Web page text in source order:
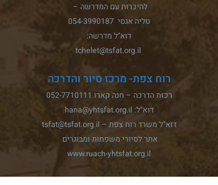
להיכרות עם המדרשה –
טליה אגסי 054-3990187
דוא"ל מדרשה:
רוח צפת- מרכז סיור והדרכה
רכזת הדרכה – חנה קארו 052-7710111
דוא"ל: hana@yhtsfat.org.il
דוא"ל משרד רוח צפת – tsfat@tsfat.org.il
אתר לסיורי משפחות ומבוגרים
www.ruach-yhtsfat.org.il